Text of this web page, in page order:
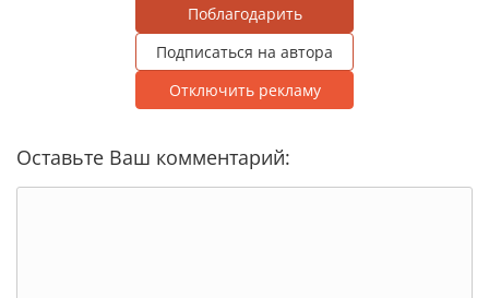
Поблагодарить
Подписаться на автора
Отключить рекламу
Оставьте Ваш комментарий: